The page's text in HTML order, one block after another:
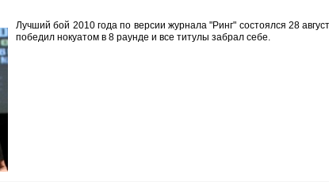
Лучший бой 2010 года по версии журнала "Ринг" состоялся 28
победил нокуатом в 8 раунде и все титулы забрал себе.